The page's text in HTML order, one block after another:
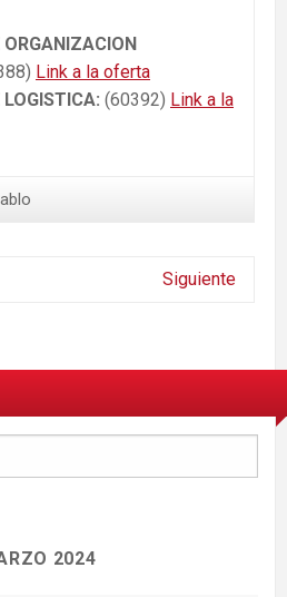
ORGANIZACION
Link a la oferta
LOGISTICA: (60392) Link a la
Siguiente
2024